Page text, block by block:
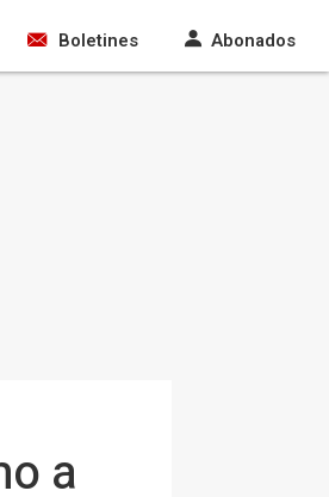
Boletines Abonados
a